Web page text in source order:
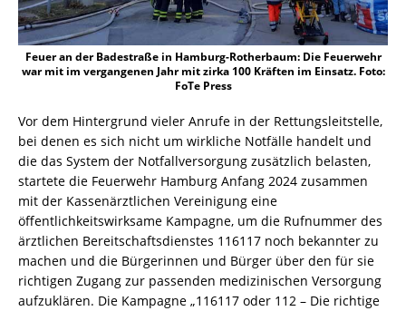
Feuer an der Badestraße in Hamburg-Rotherbaum: Die Feuerwehr
war mit im vergangenen Jahr mit zirka 100 Kräften im Einsatz. Foto:
FoTe Press
Vor dem Hintergrund vieler Anrufe in der Rettungsleitstelle,
bei denen es sich nicht um wirkliche Notfälle handelt und
die das System der Notfallversorgung zusätzlich belasten,
startete die Feuerwehr Hamburg Anfang 2024 zusammen
mit der Kassenärztlichen Vereinigung eine
öffentlichkeitswirksame Kampagne, um die Rufnummer des
ärztlichen Bereitschaftsdienstes 116117 noch bekannter zu
machen und die Bürgerinnen und Bürger über den für sie
richtigen Zugang zur passenden medizinischen Versorgung
aufzuklären. Die Kampagne „116117 oder 112 – Die richtige